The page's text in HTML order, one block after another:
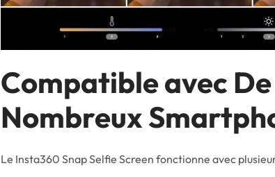
Compatible avec De
Nombreux
Le Insta360 Snap Selfie Screen fonctionne avec